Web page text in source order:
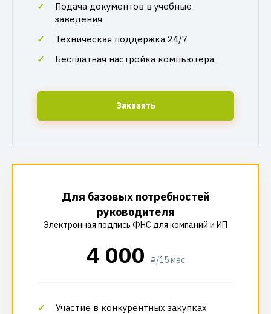
Подача документов в учебные
заведения
Техническая поддержка 24/7
Бесплатная настройка компьютера
Заказать
Для базовых потребностей
руководителя
Электронная подпись ФНС для компаний и ИП
4 000 ₽/15 мес
Участие в конкурентных закупках